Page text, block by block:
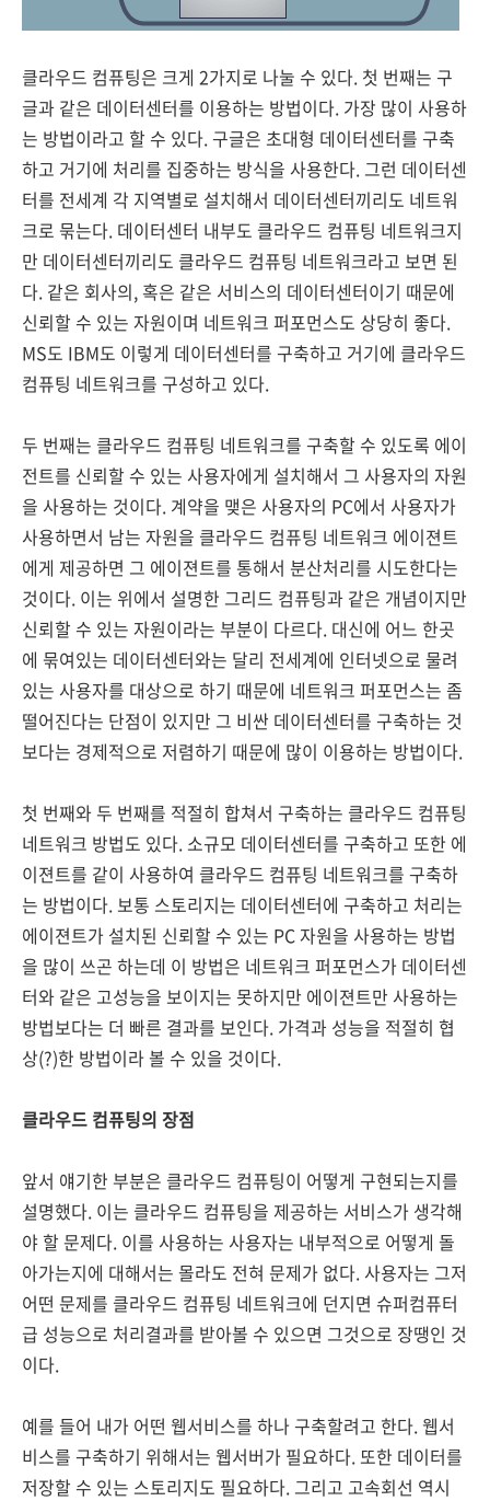
클라우드 컴퓨팅은 크게 2가지로 나눌 수 있다. 첫 번째는 구
글과 같은 데이터센터를 이용하는 방법이다. 가장 많이 사용하
는 방법이라고 할 수 있다. 구글은 초대형 데이터센터를 구축
하고 거기에 처리를 집중하는 방식을 사용한다. 그런 데이터센
터를 전세계 각 지역별로 설치해서 데이터센터끼리도 네트워
크로 묶는다. 데이터센터 내부도 클라우드 컴퓨팅 네트워크지
만 데이터센터끼리도 클라우드 컴퓨팅 네트워크라고 보면 된
다. 같은 회사의, 혹은 같은 서비스의 데이터센터이기 때문에
신뢰할 수 있는 자원이며 네트워크 퍼포먼스도 상당히 좋다.
MS도 IBM도 이렇게 데이터센터를 구축하고 거기에 클라우드
컴퓨팅 네트워크를 구성하고 있다.
두 번째는 클라우드 컴퓨팅 네트워크를 구축할 수 있도록 에이
전트를 신뢰할 수 있는 사용자에게 설치해서 그 사용자의 자원
을 사용하는 것이다. 계약을 맺은 사용자의 PC에서 사용자가
사용하면서 남는 자원을 클라우드 컴퓨팅 네트워크 에이젼트
에게 제공하면 그 에이젼트를 통해서 분산처리를 시도한다는
것이다. 이는 위에서 설명한 그리드 컴퓨팅과 같은 개념이지만
신뢰할 수 있는 자원이라는 부분이 다르다. 대신에 어느 한곳
에 묶여있는 데이터센터와는 달리 전세계에 인터넷으로 물려
있는 사용자를 대상으로 하기 때문에 네트워크 퍼포먼스는 좀
떨어진다는 단점이 있지만 그 비싼 데이터센터를 구축하는 것
보다는 경제적으로 저렴하기 때문에 많이 이용하는 방법이다.
첫 번째와 두 번째를 적절히 합쳐서 구축하는 클라우드 컴퓨팅
네트워크 방법도 있다. 소규모 데이터센터를 구축하고 또한 에
이젼트를 같이 사용하여 클라우드 컴퓨팅 네트워크를 구축하
는 방법이다. 보통 스토리지는 데이터센터에 구축하고 처리는
에이젼트가 설치된 신뢰할 수 있는 PC 자원을 사용하는 방법
을 많이 쓰곤 하는데 이 방법은 네트워크 퍼포먼스가 데이터센
터와 같은 고성능을 보이지는 못하지만 에이젼트만 사용하는
방법보다는 더 빠른 결과를 보인다. 가격과 성능을 적절히 협
상(?)한 방법이라 볼 수 있을 것이다.
클라우드 컴퓨팅의 장점
앞서 얘기한 부분은 클라우드 컴퓨팅이 어떻게 구현되는지를
설명했다. 이는 클라우드 컴퓨팅을 제공하는 서비스가 생각해
야 할 문제다. 이를 사용하는 사용자는 내부적으로 어떻게 돌
아가는지에 대해서는 몰라도 전혀 문제가 없다. 사용자는 그저
어떤 문제를 클라우드 컴퓨팅 네트워크에 던지면 슈퍼컴퓨터
급 성능으로 처리결과를 받아볼 수 있으면 그것으로 장땡인 것
이다.
예를 들어 내가 어떤 웹서비스를 하나 구축할려고 한다. 웹서
비스를 구축하기 위해서는 웹서버가 필요하다. 또한 데이터를
저장할 수 있는 스토리지도 필요하다. 그리고 고속회선 역시